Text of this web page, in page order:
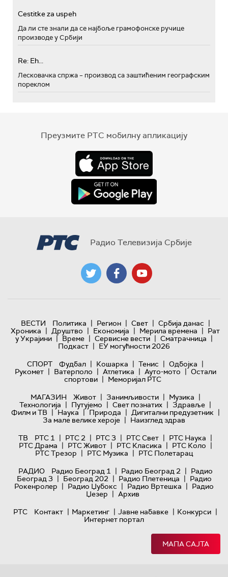
Cestitke za uspeh
Да ли сте знали да се најбоље грамофонске ручице
производе у Србији
Re: Eh...
Лесковачка спржа – производ са заштићеним географским
пореклом
Преузмите РТС мобилну апликацију
Радио Телевизија Србије
ВЕСТИ Политика | Регион | Свет | Србија данас |
Хроника | Друштво | Економија | Мерила времена | Рат
у Украјини | Време | Сервисне вести | Сматрачница |
Подкаст | ЕУ могућности 2026
СПОРТ
Фудбал | Кошарка | Тенис | Одбојка |
Рукомет | Ватерполо | Атлетика | Ауто-мото | Остали
спортови | Меморијал РТС
МАГАЗИН
Живот | Занимљивости | Музика |
Технологијa | Путујемо | Свет познатих | Здравље |
Филм и ТВ | Наука | Природа | Дигитални предузетник |
За мале велике хероје | Наизглед здрав
ТВ
РТС 1 | РТС 2 | РТС 3 | РТС Свет | РТС Наука |
РТС Драма | РТС Живот | РТС Класика | РТС Коло |
РТС Трезор | РТС Музика | РТС Полетарац
РАДИО
Радио Београд 1 | Радио Београд 2 | Радио
Београд 3 | Београд 202 | Радио Плетеница | Радио
Рокенролер | Радио Џубокс | Радио Вртешка | Радио
Џезер | Архив
РТС
Контакт | Маркетинг | Јавне набавке | Конкурси |
Интернет портал
МАПА САЈТА